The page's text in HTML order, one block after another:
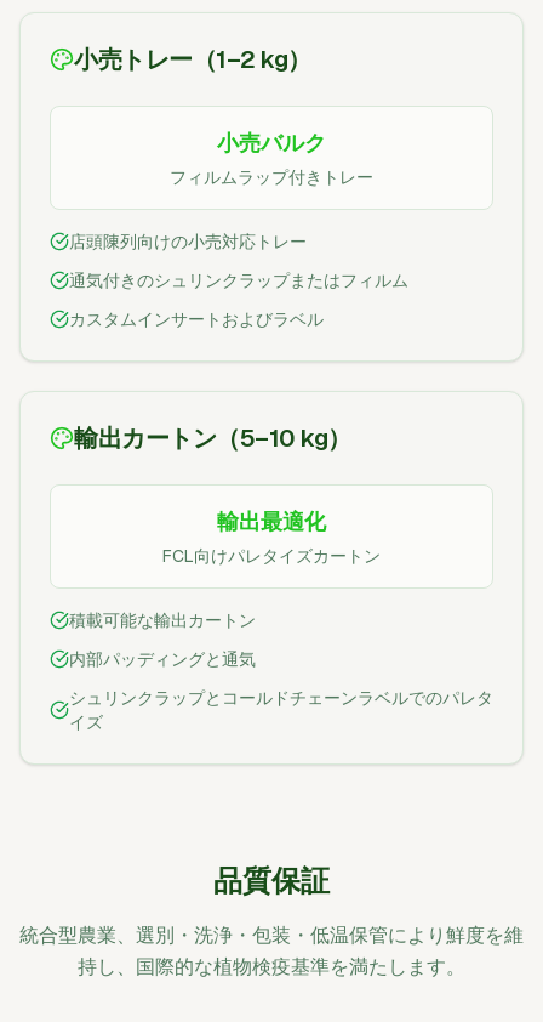
小売トレー（1–2 kg）
小売バルク
フィルムラップ付きトレー
店頭陳列向けの小売対応トレー
通気付きのシュリンクラップまたはフィルム
カスタムインサートおよびラベル
輸出カートン（5–10 kg）
輸出最適化
FCL向けパレタイズカートン
積載可能な輸出カートン
内部パッディングと通気
シュリンクラップとコールドチェーンラベルでのパレタ
イズ
品質保証
統合型農業、選別・洗浄・包装・低温保管により鮮度を維
持し、国際的な植物検疫基準を満たします。